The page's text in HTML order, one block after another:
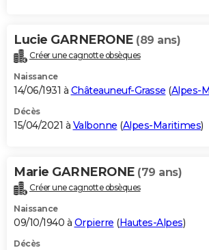
Lucie GARNERONE (89 ans)
Créer une cagnotte obsèques
Naissance
14/06/1931 à Châteauneuf-Grasse (Alpes-
Décès
15/04/2021 à Valbonne (Alpes-Maritimes)
Marie GARNERONE (79 ans)
Créer une cagnotte obsèques
Naissance
09/10/1940 à Orpierre (Hautes-Alpes)
Décès